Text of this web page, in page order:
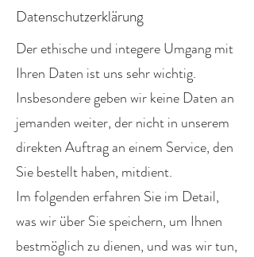
Datenschutzerklärung
Der ethische und integere Umgang mit
Ihren Daten ist uns sehr wichtig.
Insbesondere geben wir keine Daten an
jemanden weiter, der nicht in unserem
direkten Auftrag an einem Service, den
Sie bestellt haben, mitdient.
Im folgenden erfahren Sie im Detail,
was wir über Sie speichern, um Ihnen
bestmöglich zu dienen, und was wir tun,